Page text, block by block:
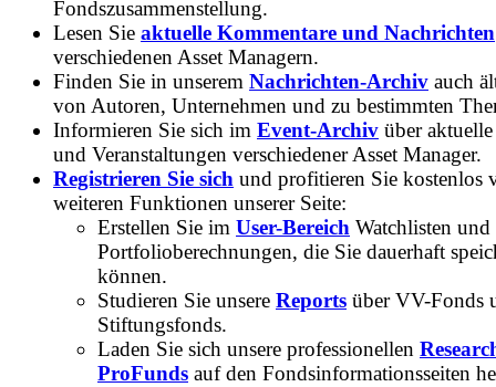
Fondszusammenstellung.
Lesen Sie aktuelle Kommentare und Nachrichten
verschiedenen Asset Managern.
Finden Sie in unserem Nachrichten-Archiv auch
von Autoren, Unternehmen und zu bestimmten
Informieren Sie sich im Event-Archiv über
und Veranstaltungen verschiedener Asset Manager.
Registrieren Sie sich und profitieren Sie kostenlos
weiteren Funktionen unserer Seite:
Erstellen Sie im User-Bereich Watchlisten und
Portfolioberechnungen, die Sie dauerhaft
können.
Studieren Sie unsere Reports über VV-Fonds
Stiftungsfonds.
Laden Sie sich unsere professionellen
ProFunds auf den Fondsinformationsseiten